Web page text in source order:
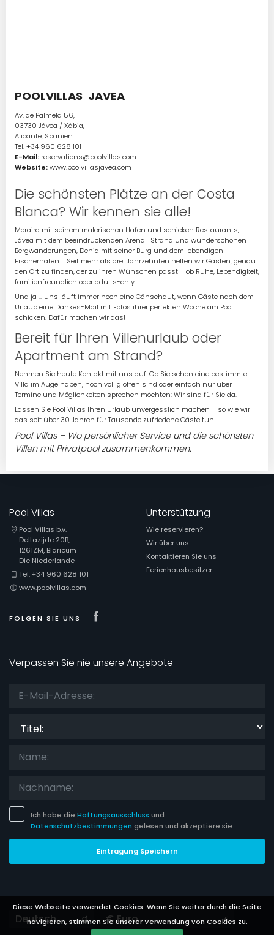
Diese Webseite verwendet Cookies. Wenn Sie weiter durch die Seite
navigieren, stimmen Sie unserer Verwendung von Cookies zu.
POOLVILLAS JAVEA
Av. de Palmela 56,
03730 Jávea / Xàbia,
Alicante, Spanien
Tel. +34 960 628 101
E-Mail:reservations@poolvillas.com
Website:www.poolvillasjavea.com
Die schönsten Plätze an der Costa
Blanca? Wir kennen sie alle!
Moraira mit seinem malerischen Hafen und schicken Restaurants,
Jávea mit dem beeindruckenden Arenal-Strand und wunderschönen
Bergwanderungen, Denia mit seiner Burg und dem lebendigen
Fischerhafen … Seit mehr als drei Jahrzehnten helfen wir Gästen, genau
den Ort zu finden, der zu ihren Wünschen passt – ob Ruhe, Lebendigkeit,
familienfreundlich oder adults-only.
Und ja … uns läuft immer noch eine Gänsehaut, wenn Gäste nach dem
Urlaub eine Dankes-Mail mit Fotos ihrer perfekten Woche am Pool
schicken. Dafür machen wir das!
Bereit für Ihren Villenurlaub oder
Apartment am Strand?
Nehmen Sie heute Kontakt mit uns auf. Ob Sie schon eine bestimmte
Villa im Auge haben, noch völlig offen sind oder einfach nur über
Termine und Möglichkeiten sprechen möchten: Wir sind für Sie da.
Lassen Sie Pool Villas Ihren Urlaub unvergesslich machen – so wie wir
das seit über 30 Jahren für Tausende zufriedene Gäste tun.
Pool Villas – Wo persönlicher Service und die schönsten
Villen mit Privatpool zusammenkommen.
Pool Villas
Pool Villas b.v.
Deltazijde 20B,
1261ZM, Blaricum
Die Niederlande
Tel: +34 960 628 101
www.poolvillas.com
FOLGEN SIE UNS
Unterstützung
Wie reservieren?
Wir über uns
Kontaktieren Sie uns
Ferienhausbesitzer
Verpassen Sie nie unsere Angebote
Ich habe die Haftungsausschluss und
Datenschutzbestimmungen gelesen und akzeptiere sie.
Eintragung Speichern
Languages Currencies